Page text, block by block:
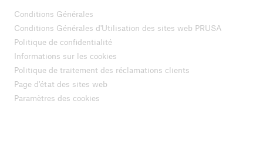
Conditions Générales
Conditions Générales d'Utilisation des sites web PRUSA
Politique de confidentialité
Informations sur les cookies
Politique de traitement des réclamations clients
Page d'état des sites web
Paramètres des cookies